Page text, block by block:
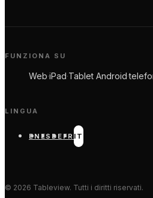
FUNZIONA SU
Web·iPad·Tablet Android·
LINGUA
EN ES DE FR IT
© 2026 Tableview. Tutti i diritti riservati.